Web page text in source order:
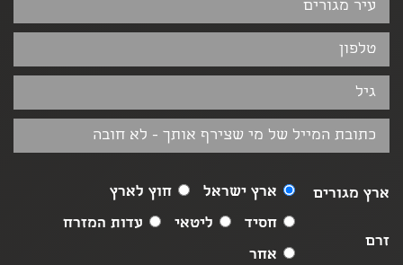
ארץ מגורים ארץ ישראל חוץ לארץ
זרם
חסיד ליטאי
עדות המזרח
אחר